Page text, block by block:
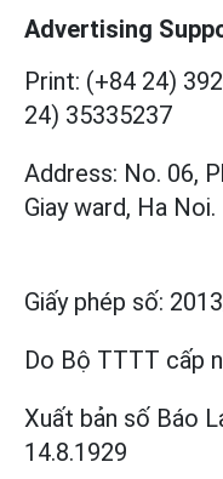
Advertising
Print: (+84 24)
24) 35335237
Address: No. 06,
Giay ward, Ha Noi.
Giấy phép số:
Do Bộ TTTT cấp
Xuất bản số Báo
14.8.1929